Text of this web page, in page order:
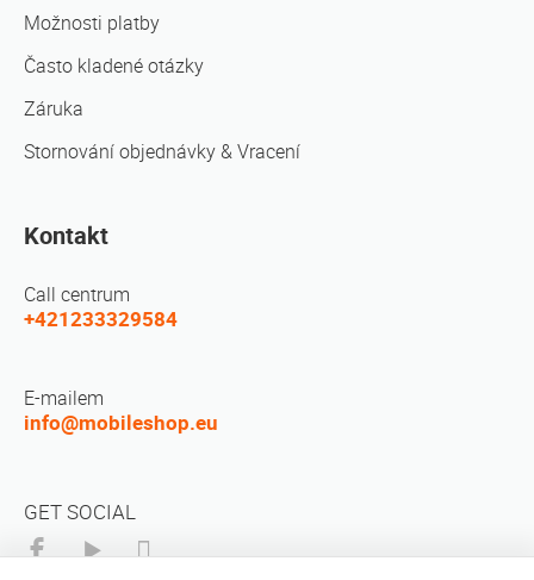
Možnosti platby
Často kladené otázky
Záruka
Stornování objednávky & Vracení
Kontakt
Call centrum
+421233329584
E-mailem
info@mobileshop.eu
GET SOCIAL